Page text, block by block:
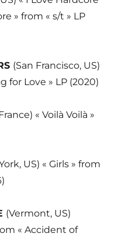
» from « s/t » LP
(San Francisco, US)
for Love » LP (2020)
« Voilà Voilà »
US) « Girls » from
(Vermont, US)
« Accident of